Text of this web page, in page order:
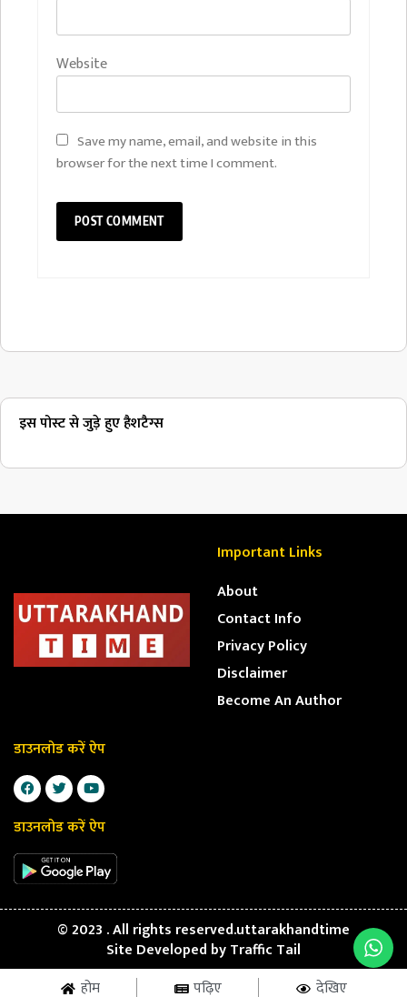
होम पढ़िए देखिए
Website
Save my name, email, and website in this
browser for the next time I comment.
इस पोस्ट से जुड़े हुए हैशटैग्स
Important Links
About
Contact Info
Privacy Policy
Disclaimer
Become An Author
डाउनलोड करें ऐप
डाउनलोड करें ऐप
© 2023 . All rights reserved.uttarakhandtime
Site Developed byTraffic Tail